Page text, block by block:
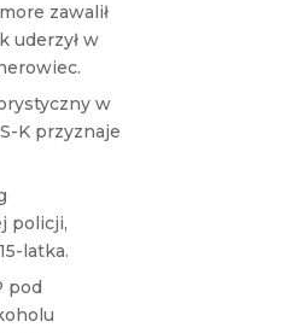
zawalił
uderzył w
w
K przyznaje
policji,
latka.
pod